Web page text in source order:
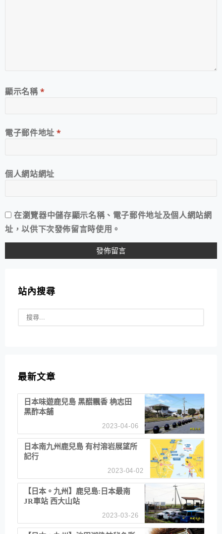
顯示名稱*
電子郵件地址*
個人網站網址
在瀏覽器中儲存顯示名稱、電子郵件地址及個人網站網
址，以供下次發佈留言時使用。
站內搜尋
最新文章
日本味遊鹿兒島 黑醋飄香 桷志田
黑酢本舖
2023-04-06
日本南九州鹿兒島 有村溶岩展望所
記行
2023-04-02
【日本。九州】鹿兒島:日本最南
JR車站 西大山站
2023-03-26